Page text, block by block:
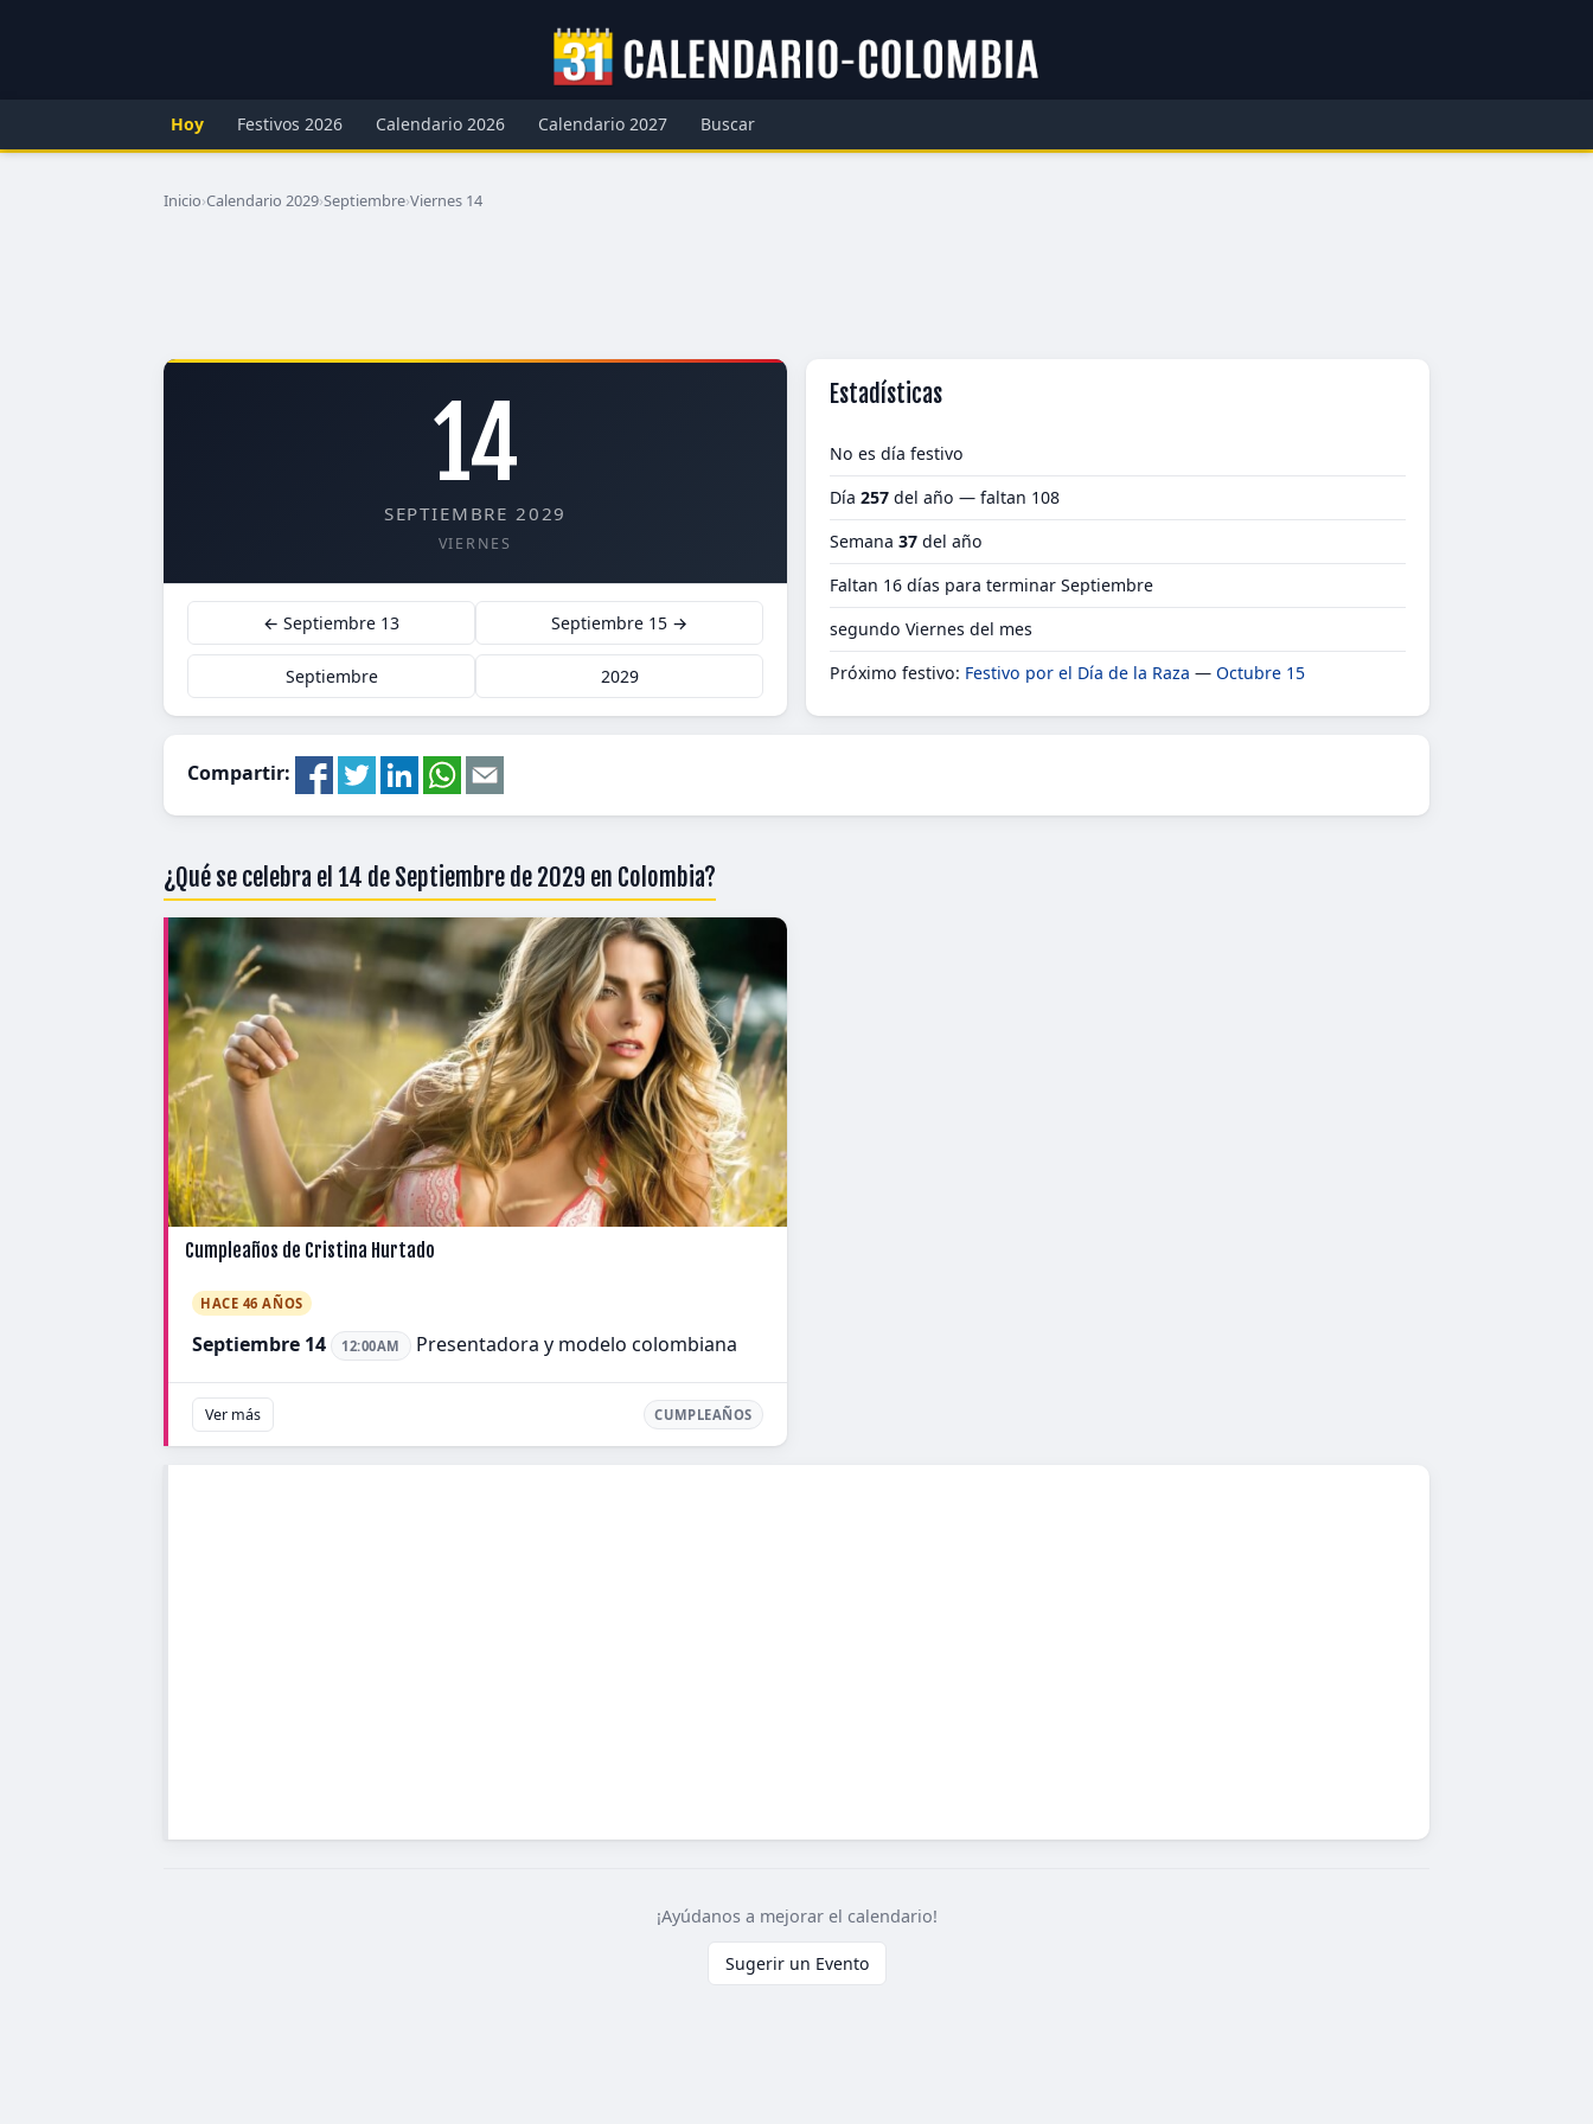
Hoy Festivos 2026 Calendario 2026 Calendario 2027 Buscar
Inicio›Calendario 2029›Septiembre›Viernes 14
14
SEPTIEMBRE 2029
VIERNES
← Septiembre 13 Septiembre 15 →
Septiembre 2029
Estadísticas
No es día festivo
Día 257 del año — faltan 108
Semana 37 del año
Faltan 16 días para terminar Septiembre
segundo Viernes del mes
Próximo festivo: Festivo por el Día de la Raza — Octubre 15
Compartir:
¿Qué se celebra el 14 de Septiembre de 2029 en Colombia?
Cumpleaños de Cristina Hurtado
HACE 46 AÑOS
Septiembre 14 12:00AM Presentadora y modelo colombiana
Ver más CUMPLEAÑOS
¡Ayúdanos a mejorar el calendario!
Sugerir un Evento